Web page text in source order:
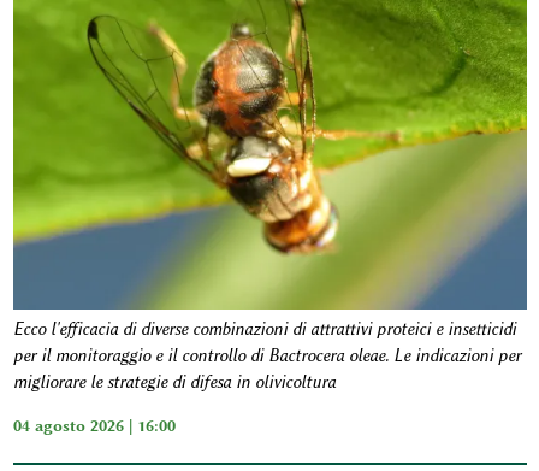
Ecco l'efficacia di diverse combinazioni di attrattivi proteici e insetticidi
per il monitoraggio e il controllo di Bactrocera oleae. Le indicazioni per
migliorare le strategie di difesa in olivicoltura
04 agosto 2026 | 16:00